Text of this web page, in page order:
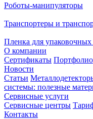
Роботы-манипуляторы
Транспортеры и
Пленка для
О компании
Сертификаты Портфолио
Новости
Статьи
системы: полезные
Сервисные услуги
Сервисные центры
Контакты